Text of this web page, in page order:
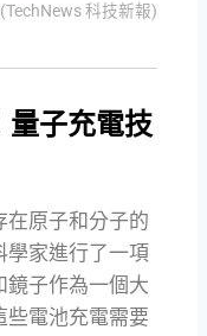
科技新報)
量子充電技
在原子和分子的
學家進行了一項
鏡子作為一個大
些電池充電需要